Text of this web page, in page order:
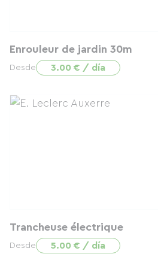
Enrouleur de jardin 30m
Desde 3.00 € / día
Trancheuse électrique
Desde 5.00 € / día